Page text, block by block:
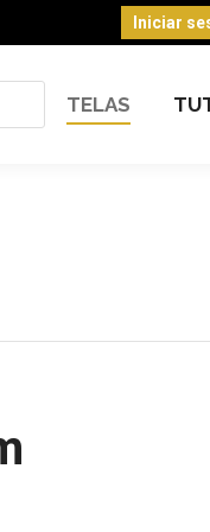
Iniciar
TELAS